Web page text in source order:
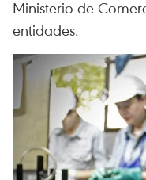
Ministerio de
entidades.